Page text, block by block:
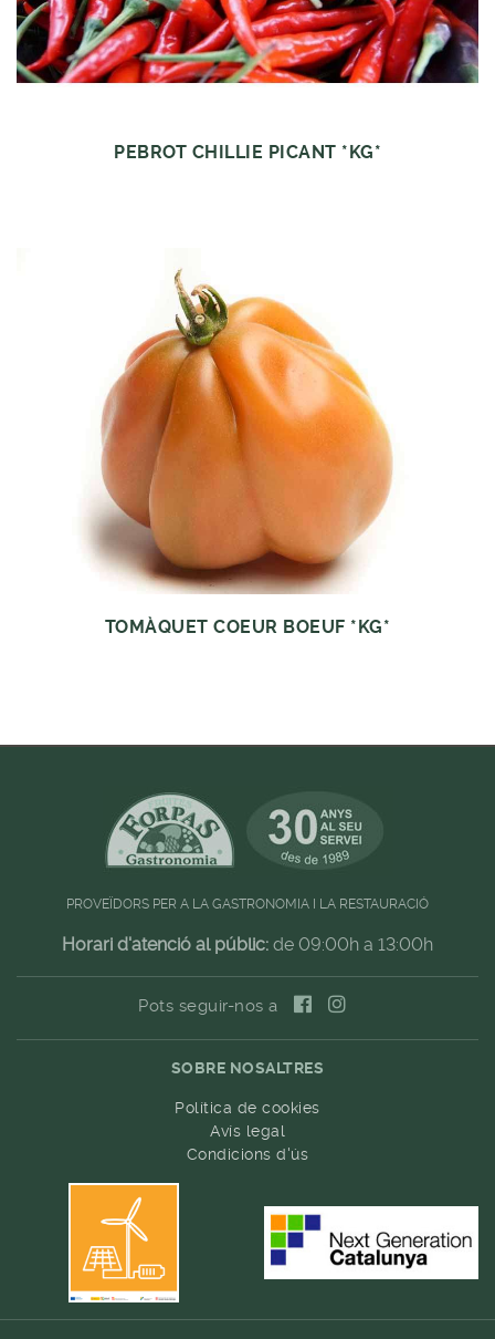
PEBROT CHILLIE PICANT *KG*
TOMÀQUET COEUR BOEUF *KG*
PROVEÏDORS PER A LA GASTRONOMIA I LA RESTAURACIÓ
Horari d'atenció al públic: de 09:00h a 13:00h
Pots seguir-nos a
SOBRE NOSALTRES
Política de cookies
Avís legal
Condicions d'ús